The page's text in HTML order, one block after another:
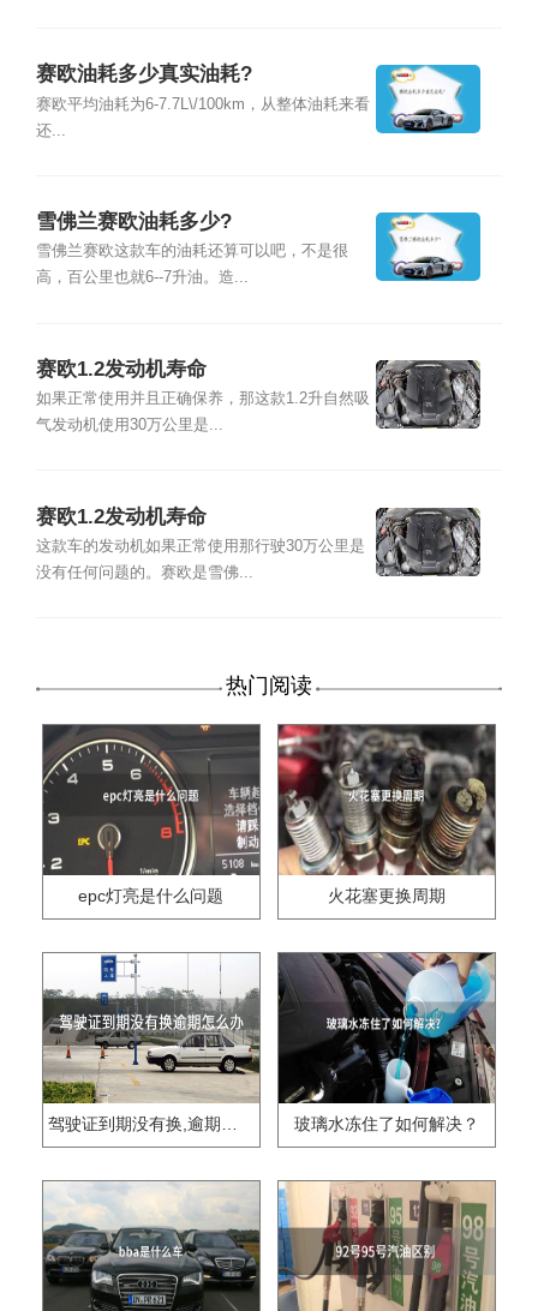
赛欧油耗多少真实油耗?
赛欧平均油耗为6-7.7L\/100km，从整体油耗来看
还...
雪佛兰赛欧油耗多少?
雪佛兰赛欧这款车的油耗还算可以吧，不是很
高，百公里也就6--7升油。造...
赛欧1.2发动机寿命
如果正常使用并且正确保养，那这款1.2升自然吸
气发动机使用30万公里是...
赛欧1.2发动机寿命
这款车的发动机如果正常使用那行驶30万公里是
没有任何问题的。赛欧是雪佛...
热门阅读
epc灯亮是什么问题 火花塞更换周期
驾驶证到期没有换,逾期怎么办?? 玻璃水冻住了如何解决？